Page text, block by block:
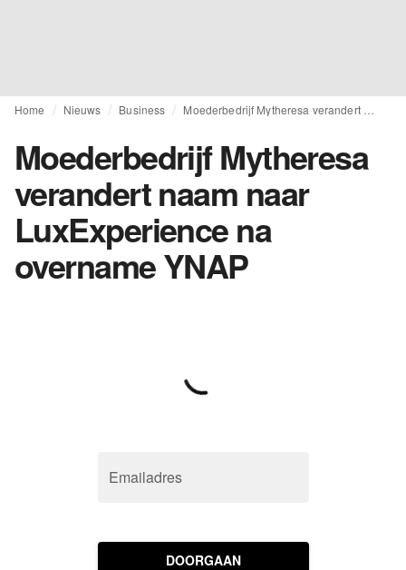
Home Nieuws Business
Moederbedrijf Mytheresa
verandert naam naar
LuxExperience na
overname YNAP
Emailadres
DOORGAAN